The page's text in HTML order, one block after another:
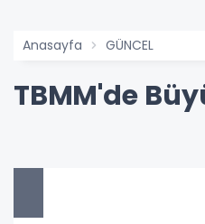
Anasayfa GÜNCEL
TBMM'de